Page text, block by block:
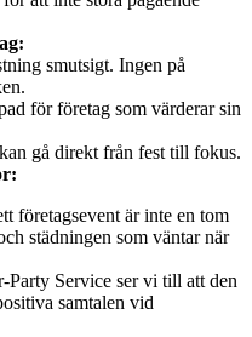
smutsigt. Ingen på
för företag som värderar sin
gå direkt från fest till fokus.
företagsevent är inte en tom
städningen som väntar när
Service ser vi till att den
samtalen vid